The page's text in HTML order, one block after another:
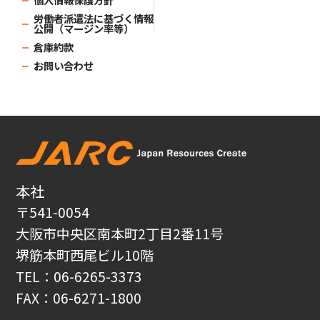
労働者派遣法に基づく情報
公開（マージン率等）
倉庫約款
お問い合わせ
本社
〒541-0054
大阪市中央区南本町2丁目2番11号
堺筋本町西尾ビル10階
TEL：06-6265-3373
FAX：06-6271-1800